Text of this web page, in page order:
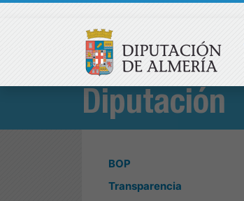
Diputación
BOP
Transparencia